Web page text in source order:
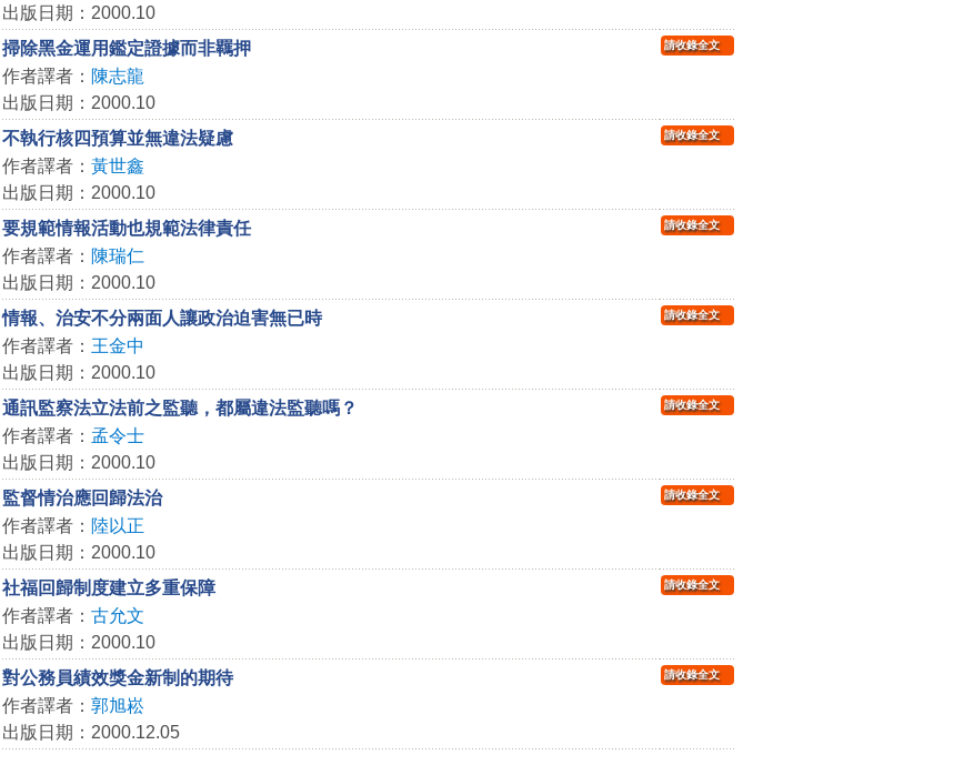
出版日期：2000.10
掃除黑金運用鑑定證據而非羈押
作者譯者： 陳志龍
出版日期：2000.10
請收錄全文
不執行核四預算並無違法疑慮
作者譯者： 黃世鑫
出版日期：2000.10
請收錄全文
要規範情報活動也規範法律責任
作者譯者： 陳瑞仁
出版日期：2000.10
請收錄全文
情報、治安不分兩面人讓政治迫害無已時
作者譯者： 王金中
出版日期：2000.10
請收錄全文
通訊監察法立法前之監聽，都屬違法監聽嗎？
作者譯者： 孟令士
出版日期：2000.10
請收錄全文
監督情治應回歸法治
作者譯者： 陸以正
出版日期：2000.10
請收錄全文
社福回歸制度建立多重保障
作者譯者： 古允文
出版日期：2000.10
請收錄全文
對公務員績效獎金新制的期待
作者譯者： 郭旭崧
出版日期：2000.12.05
請收錄全文